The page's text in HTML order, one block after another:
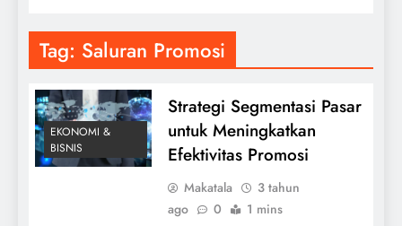
Tag: Saluran Promosi
EKONOMI &
BISNIS
Strategi Segmentasi Pasar
untuk Meningkatkan
Efektivitas Promosi
Makatala
3 tahun
ago
0 1 mins